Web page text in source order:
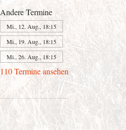
Andere Termine
Mi., 12. Aug., 18:15
Mi., 19. Aug., 18:15
Mi., 26. Aug., 18:15
110 Termine ansehen